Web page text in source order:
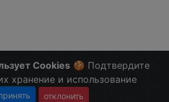
Cookies 🍪 Подтвердите
хранение и использование
отклонить